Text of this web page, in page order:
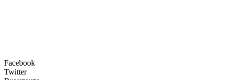
Facebook
Twitter